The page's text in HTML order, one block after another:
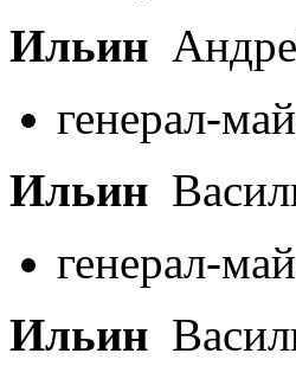
Ильин
генерал-
Ильин
генерал-
Ильин